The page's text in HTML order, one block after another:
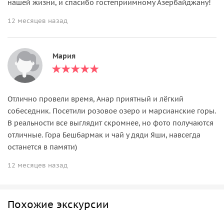
нашей жизни, и спасибо гостеприимному Азербайджану!
12 месяцев назад
Мария
Отлично провели время, Анар приятный и лёгкий
собеседник. Посетили розовое озеро и марсианские горы.
В реальности все выглядит скромнее, но фото получаются
отличные. Гора Бешбармак и чай у дяди Яши, навсегда
останется в памяти)
12 месяцев назад
Похожие экскурсии